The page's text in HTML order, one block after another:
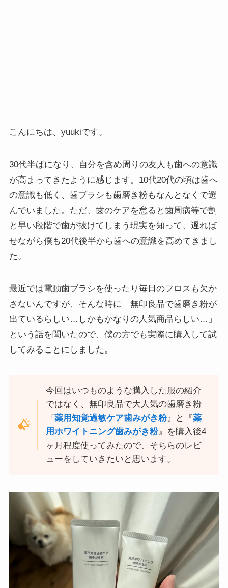
こんにちは、yuukiです。
30代半ばになり、自分を含め周りの友人も歯への意識
が高まってきたように感じます。10代20代の頃は歯へ
の意識も低く、歯ブラシも歯磨き粉もなんとなくで選
んでいました。ただ、歯のケアを怠ると歯周病等で割
と早い段階で歯が抜けてしまう現実を知って、遅れば
せながら僕も20代後半から歯への意識を高めてきまし
た。
最近では電動歯ブラシを使ったり毎日のフロスも欠か
さないんですが、そんな時に「無印良品で歯磨き粉が
出ているらしい…しかもかなりの人気商品らしい…」
という話を聞いたので、僕の方でも実際に購入して試
してみることにしました。
今回はいつものような購入した服の紹介
ではなく、無印良品で大人気の歯磨き粉
『薬用知覚過敏ケア歯みがき粉』と『薬
用ホワイトニング歯みがき粉』を購入後4
ヶ月程度使ってみたので、そちらのレビ
ューをしていきたいと思います。